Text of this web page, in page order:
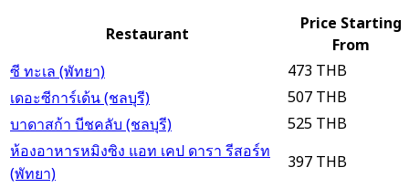
Restaurant
Price Starting
From
ซี ทะเล (พัทยา)
473 THB
เดอะซีการ์เด้น (ชลบุรี)
507 THB
บาดาสก้า บีชคลับ (ชลบุรี)
525 THB
ห้องอาหารหมิงซิง แอท เคป ดารา รีสอร์ท
(พัทยา)
397 THB